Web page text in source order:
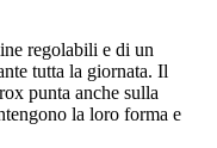
regolabili e di un
tutta la giornata. Il
punta anche sulla
la loro forma e